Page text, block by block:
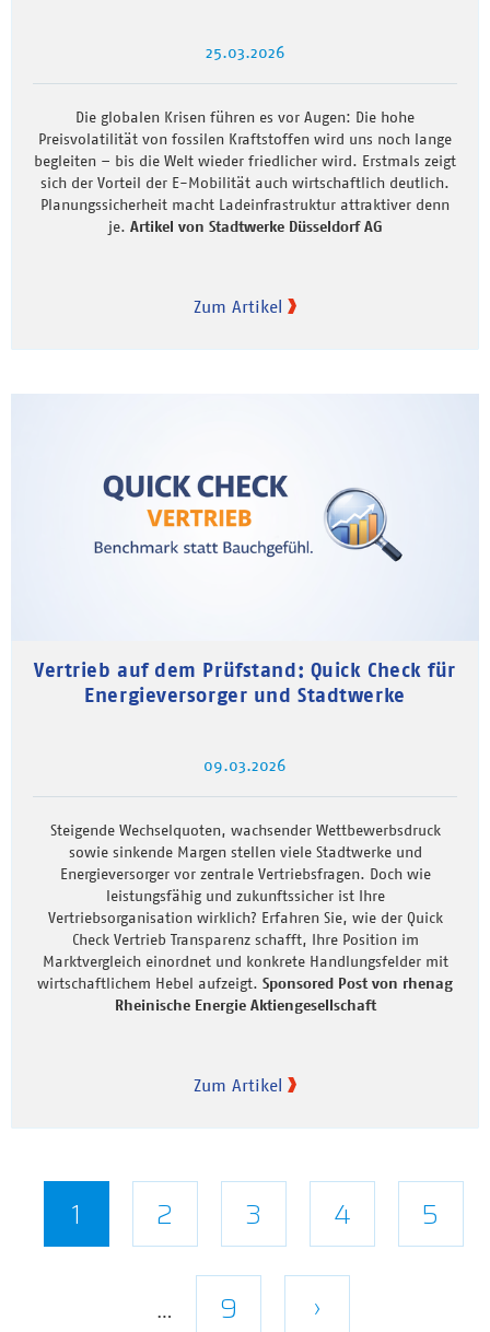
25.03.2026
Die globalen Krisen führen es vor Augen: Die hohe
Preisvolatilität von fossilen Kraftstoffen wird uns noch lange
begleiten – bis die Welt wieder friedlicher wird. Erstmals zeigt
sich der Vorteil der E-Mobilität auch wirtschaftlich deutlich.
Planungssicherheit macht Ladeinfrastruktur attraktiver denn
je. Artikel von Stadtwerke Düsseldorf AG
Zum Artikel
Vertrieb auf dem Prüfstand: Quick Check für
Energieversorger und Stadtwerke
09.03.2026
Steigende Wechselquoten, wachsender Wettbewerbsdruck
sowie sinkende Margen stellen viele Stadtwerke und
Energieversorger vor zentrale Vertriebsfragen. Doch wie
leistungsfähig und zukunftssicher ist Ihre
Vertriebsorganisation wirklich? Erfahren Sie, wie der Quick
Check Vertrieb Transparenz schafft, Ihre Position im
Marktvergleich einordnet und konkrete Handlungsfelder mit
wirtschaftlichem Hebel aufzeigt. Sponsored Post von rhenag
Rheinische Energie Aktiengesellschaft
Zum Artikel
Seitennummerierung
Aktuelle
1 Seite
2 Seite
3 Seite
4 Seite
5
…
Letzte
9
Nächste
›